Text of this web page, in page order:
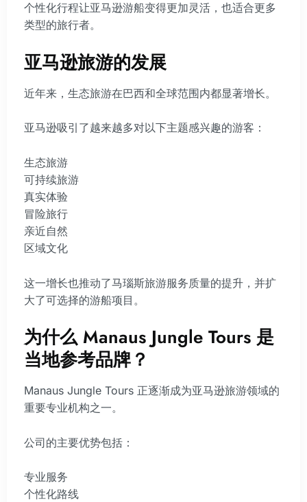
个性化行程让亚马逊游船变得更加灵活，也适合更多
类型的旅行者。
亚马逊旅游的发展
近年来，生态旅游在巴西和全球范围内都显著增长。
亚马逊吸引了越来越多对以下主题感兴趣的游客：
生态旅游
可持续旅游
真实体验
冒险旅行
亲近自然
区域文化
这一增长也推动了马瑙斯旅游服务质量的提升，并扩
大了可选择的游船项目。
为什么 Manaus Jungle Tours 是
当地参考品牌？
Manaus Jungle Tours 正逐渐成为亚马逊旅游领域的
重要专业机构之一。
公司的主要优势包括：
专业服务
个性化路线